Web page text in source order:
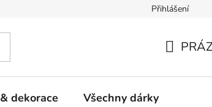
Přihlášení
dekorace Všechny dárky